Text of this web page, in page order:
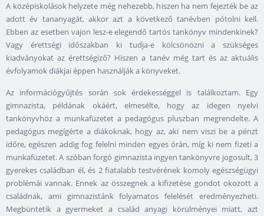
A középiskolások helyzete még nehezebb, hiszen ha nem fejezték be az
adott év tananyagát, akkor azt a következő tanévben pótolni kell.
Ebben az esetben vajon lesz-e elegendő tartós tankönyv mindenkinek?
Vagy érettségi időszakban ki tudja-e kölcsönözni a szükséges
kiadványokat az érettségiző? Hiszen a tanév még tart és az aktuális
évfolyamok diákjai éppen használják a könyveket.
Az információgyűjtés során sok érdekességgel is találkoztam. Egy
gimnazista, példának okáért, elmesélte, hogy az idegen nyelvi
tankönyvhöz a munkafüzetet a pedagógus pluszban megrendelte. A
pedagógus megígérte a diákoknak, hogy az, aki nem viszi be a pénzt
időre, egészen addig fog felelni minden egyes órán, míg ki nem fizeti a
munkafüzetet. A szóban forgó gimnazista ingyen tankönyvre jogosult, 3
gyerekes családban él, és 2 fiatalabb testvérének komoly egészségügyi
problémái vannak. Ennek az összegnek a kifizetése gondot okozott a
családnak, ami gimnazistánk folyamatos felelését eredményezheti.
Megbüntetik a gyermeket a család anyagi körülményei miatt, azt